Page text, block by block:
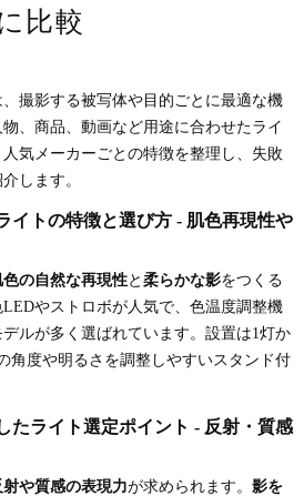
比較
撮影する被写体や目的ごとに最適な機
、商品、動画など用途に合わせたライ
気メーカーごとの特徴を整理し、失敗
します。
イトの特徴と選び方 - 肌色再現性や
色の自然な再現性と 柔らかな影をつくる
やストロボが人気で、色温度調整機
ルが多く選ばれています。設置は1灯か
角度や明るさを調整しやすいスタンド付
たライト選定ポイント - 反射・質感
射や質感の表現力が求められます。 影を